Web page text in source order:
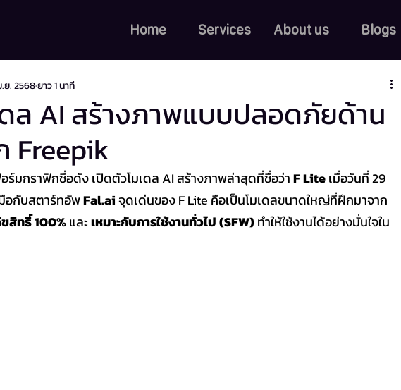
Home Services About us Blogs
ดล AI สร้างภาพแบบปลอดภัยด้าน
Freepik
ย. 2568ยาว 1 นาที
มกราฟิกชื่อดัง เปิดตัวโมเดล AI สร้างภาพล่าสุดที่ชื่อว่า F Lite เมื่อวันที่ 29
อกับสตาร์ทอัพ Fal.ai จุดเด่นของ F Lite คือเป็นโมเดลขนาดใหญ่ที่ฝึกมาจาก
สิทธิ์ 100% และ เหมาะกับการใช้งานทั่วไป (SFW) ทำให้ใช้งานได้อย่างมั่นใจใน